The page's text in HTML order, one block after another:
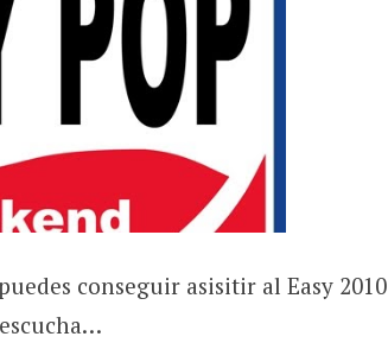
conseguir asisitir al Easy 2010